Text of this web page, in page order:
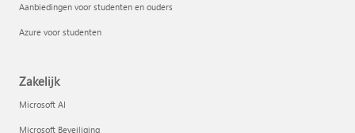
Aanbiedingen voor studenten en ouders
Azure voor studenten
Zakelijk
Microsoft AI
Microsoft Beveiliging